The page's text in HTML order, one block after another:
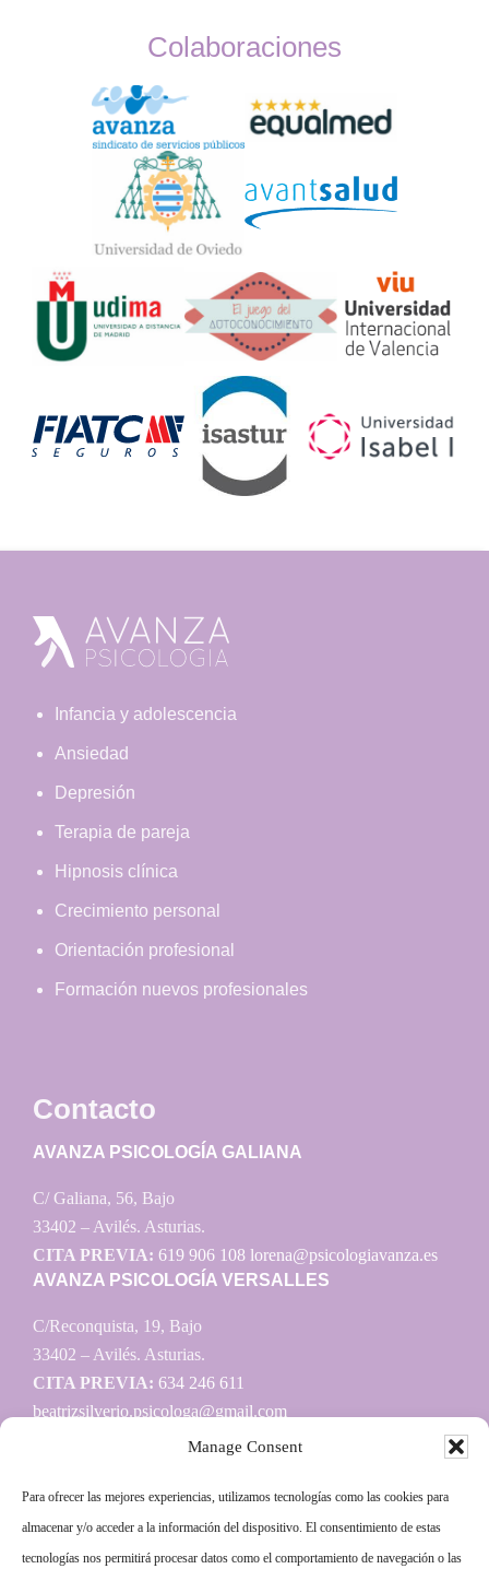
Manage Consent
Para ofrecer las mejores experiencias, utilizamos tecnologías como las cookies para
almacenar y/o acceder a la información del dispositivo. El consentimiento de estas
tecnologías nos permitirá procesar datos como el comportamiento de navegación o las
Widget
Logos
Colaboraciones
Footer
Infancia y adolescencia
Ansiedad
Depresión
Terapia de pareja
Hipnosis clínica
Crecimiento personal
Orientación profesional
Formación nuevos profesionales
Contacto
AVANZA PSICOLOGÍA GALIANA
C/ Galiana, 56, Bajo
33402 – Avilés. Asturias.
CITA PREVIA: 619 906 108 lorena@psicologiavanza.es
AVANZA PSICOLOGÍA VERSALLES
C/Reconquista, 19, Bajo
33402 – Avilés. Asturias.
CITA PREVIA: 634 246 611
beatrizsilverio.psicologa@gmail.com
Información